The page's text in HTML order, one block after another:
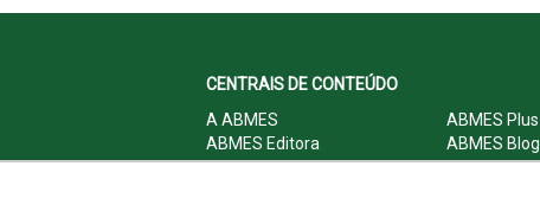
CENTRAIS DE CONTEÚDO
A ABMES
ABMES Plus
ABMES Editora
ABMES Blog
ABMES LInC
Legislação